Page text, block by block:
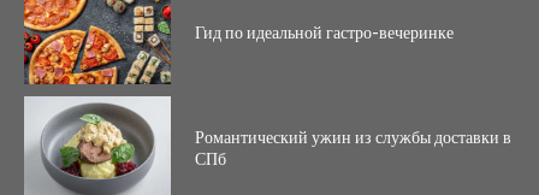
Гид по идеальной гастро-вечеринке
Романтический ужин из службы доставки в
СПб